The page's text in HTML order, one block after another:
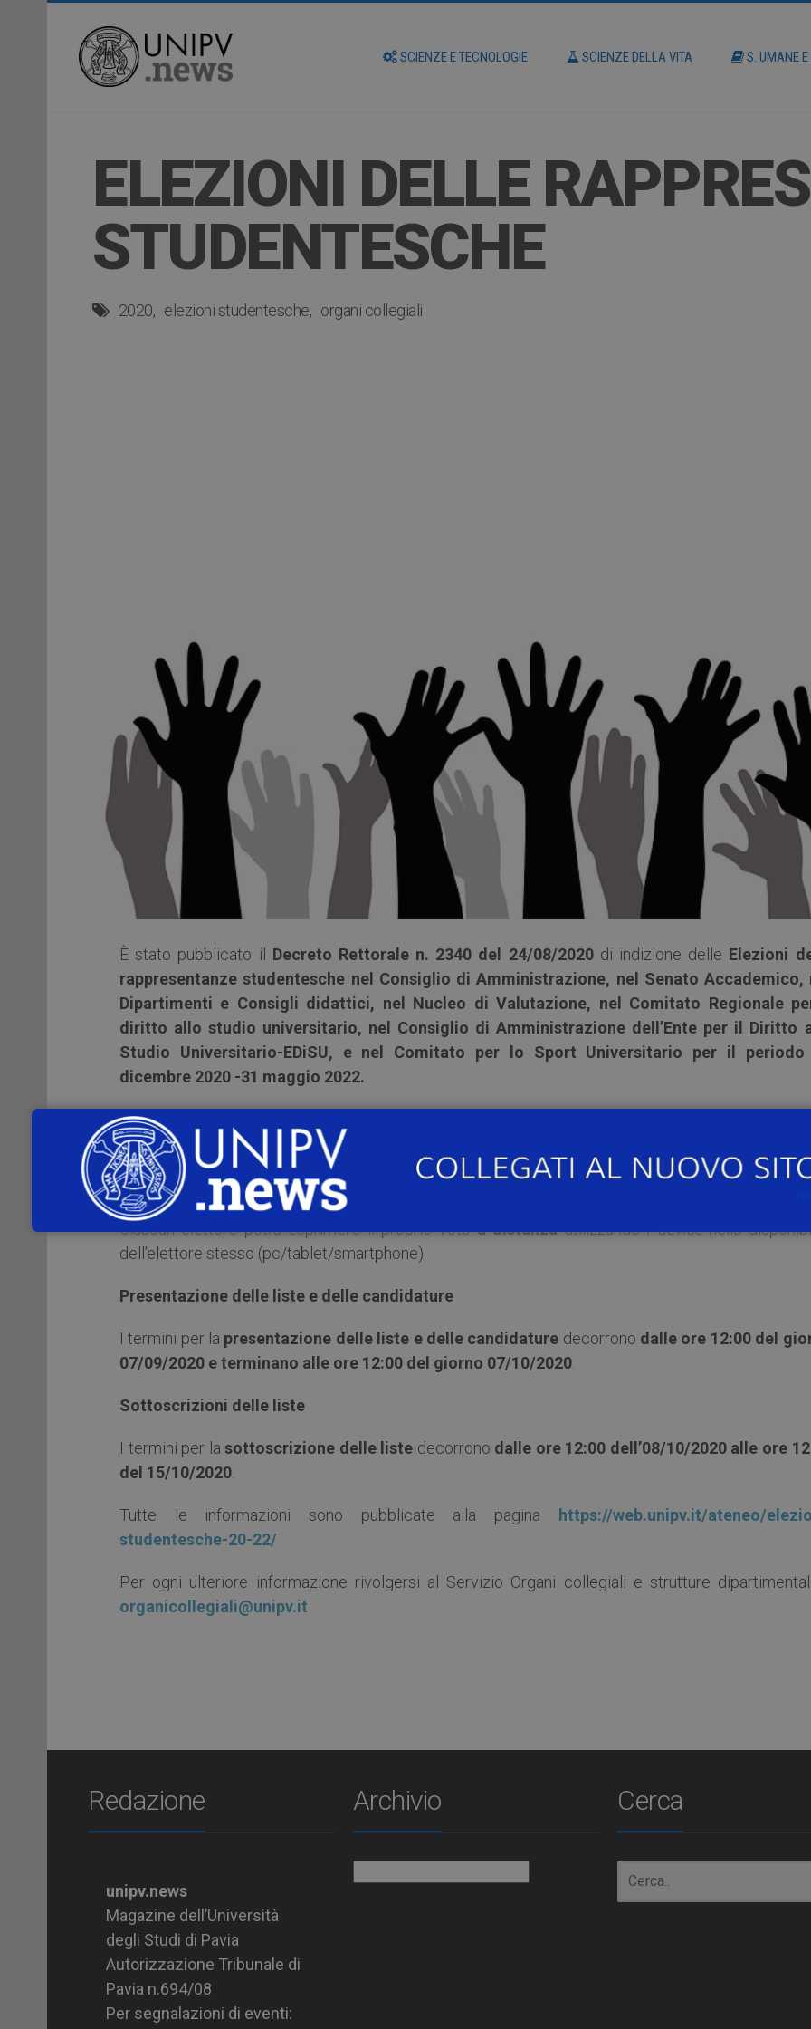
SCIENZE E TECNOLOGIE SCIENZE DELLA VITA S. UMANE
ELEZIONI DELLE
STUDENTESCHE
2020 elezioni studentesche organi collegiali
È stato pubblicato il Decreto Rettorale n. 2340 del 24/08/2020di indizione delle Elezioni
rappresentanze studentesche nel Consiglio di Amministrazione, nel Senato Accademico,
Dipartimenti e Consigli didattici, nel Nucleo di Valutazione, nel Comitato Regionale
diritto allo studio universitario, nel Consiglio di Amministrazione dell’Ente per il Diritto
Studio Universitario-EDiSU, e nel Comitato per lo Sport Universitario per il periodo
dicembre 2020 -31 maggio 2022.
Votazioni
Levotazioni si terranno dalle ore 9:00 alle ore 19:00 del giorno 24 novembre 2020 e dalle
9:00 alle ore 15:00 del giorno 25 novembre 2020
Ciascun elettore potrà esprimere il proprio votoa distanzautilizzando idevicenella
dell’elettore stesso (pc/tablet/smartphone).
Presentazione delle liste e delle candidature
I termini per la presentazione delle liste e delle candidature decorrono dalle ore 12:00 del
07/09/2020 e terminano alle ore 12:00 del giorno 07/10/2020.
Sottoscrizioni delle liste
I termini per lasottoscrizione delle liste decorrono dalle ore 12:00 dell’08/10/2020 alle ore
del 15/10/2020.
Tutte le informazioni sono pubblicate alla pagina
https://web.unipv.it/ateneo/
studentesche-20-22/
Per ogni ulteriore informazione rivolgersi al Servizio Organi collegiali e strutture
organicollegiali@unipv.it
Redazione
unipv.news
Magazine dell’Università
degli Studi di Pavia
Autorizzazione Tribunale di
Pavia n.694/08
Per segnalazioni di eventi:
Archivio Cerca